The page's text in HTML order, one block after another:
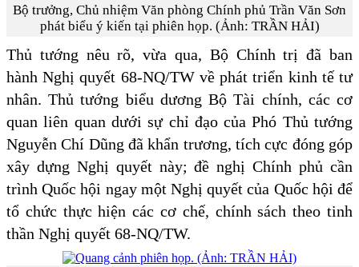
Bộ trưởng, Chủ nhiệm Văn phòng Chính phủ Trần Văn Sơn
phát biểu ý kiến tại phiên họp. (Ảnh: TRẦN HẢI)
Thủ tướng nêu rõ, vừa qua, Bộ Chính trị đã ban
hành Nghị quyết 68-NQ/TW về phát triển kinh tế tư
nhân. Thủ tướng biểu dương Bộ Tài chính, các cơ
quan liên quan dưới sự chỉ đạo của Phó Thủ tướng
Nguyễn Chí Dũng đã khẩn trương, tích cực đóng góp
xây dựng Nghị quyết này; đề nghị Chính phủ cần
trình Quốc hội ngay một Nghị quyết của Quốc hội để
tổ chức thực hiện các cơ chế, chính sách theo tinh
thần Nghị quyết 68-NQ/TW.